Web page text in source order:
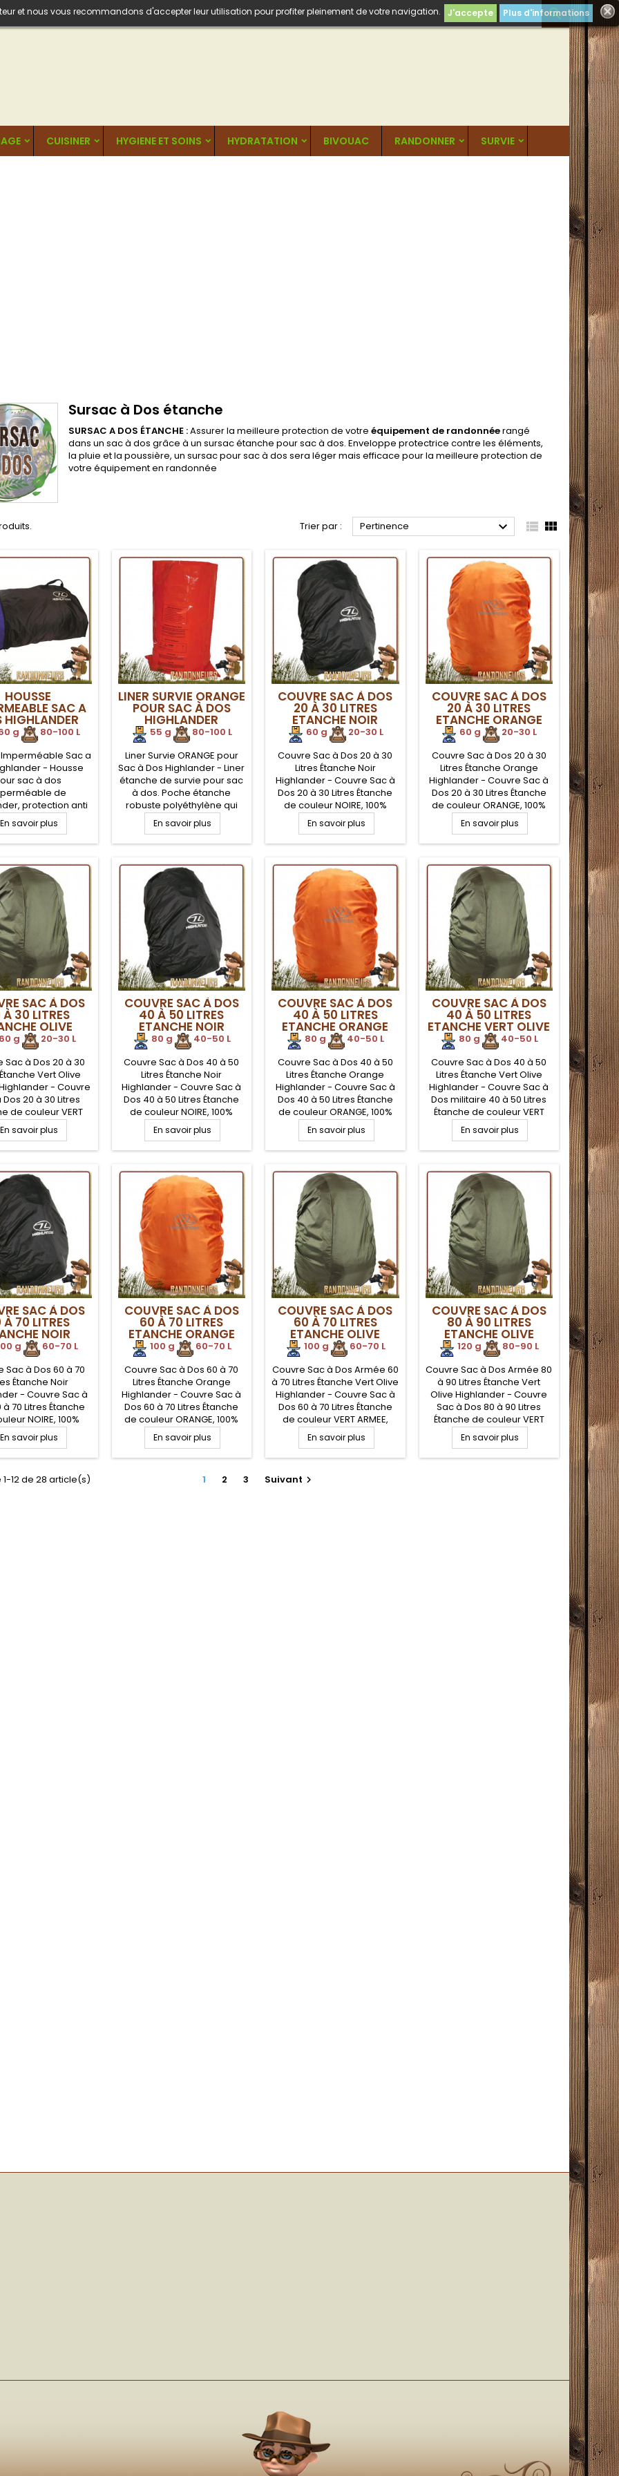

et nous vous recommandons d'accepter leur utilisation pour profiter pleinement de votre navigation. J'accepte Plus d'informations
CUISINER HYGIENE ET SOINS HYDRATATION BIVOUAC RANDONNER SURVIE
Sursac à Dos étanche
SURSAC A DOS ÉTANCHE :Assurer la meilleure protection de votre équipement de randonnéerangé
dans un sac à dos grâce à un sursac étanche pour sac à dos. Enveloppe protectrice contre les éléments,
la pluie et la poussière, un sursac pour sac à dos sera léger mais efficace pour la meilleure protection de
votre équipement en randonnée
Trier par : Pertinence   
HOUSSE
SAC A
HIGHLANDER
g
80-100 L
Sac a
- Housse
sac à dos
de
protection anti
les sacs à dos de
de 40 à 100
et compacte,
avec poignée de
et zip de
fermeture.
En savoir plus
LINER SURVIE ORANGE
POUR SAC À DOS
HIGHLANDER
55 g
80-100 L
Liner Survie ORANGE pour
Sac à Dos Highlander - Liner
étanche de survie pour sac
à dos. Poche étanche
robuste polyéthylène qui
s'intègre dans un sac dos
afin de protéger votre
équipement des mauvaises
Couleur orange vive pour
signalisation de survie.
Marquage de notions de
survie dessus. Volume utile
de 100 Litres
En savoir plus
COUVRE SAC À DOS
20 À 30 LITRES
ETANCHE NOIR
HIGHLANDER
60 g
20-30 L
Couvre Sac à Dos 20 à 30
Litres Étanche Noir
Highlander - Couvre Sac à
Dos 20 à 30 Litres Étanche
de couleur NOIRE, 100%
Polyester avec enduction
Polyuréthane étanche,
léger et compact, avec sac
transport. Idéal pour la
protection de votre sac à
dos par mauvais temps, ou
crapahutage extrême.
En savoir plus
COUVRE SAC À DOS
20 À 30 LITRES
ETANCHE ORANGE
HIGHLANDER
60 g
20-30 L
Couvre Sac à Dos 20 à 30
Litres Étanche Orange
Highlander - Couvre Sac à
Dos 20 à 30 Litres Étanche
de couleur ORANGE, 100%
Polyester avec enduction
Polyuréthane étanche,
léger et compact, avec sac
transport. Idéal pour la
protection de votre sac à
dos par mauvais temps, ou
crapahutage extrême.
En savoir plus
SAC À DOS
30 LITRES
OLIVE
60 g
20-30 L
Sac à Dos 20 à 30
Vert Olive
- Couvre
Dos 20 à 30 Litres
de couleur VERT
100% Polyester avec
Polyuréthane
léger et compact,
Idéal pour la
de votre sac à
mauvais temps, ou
extrême.
En savoir plus
COUVRE SAC À DOS
40 À 50 LITRES
ETANCHE NOIR
HIGHLANDER
80 g
40-50 L
Couvre Sac à Dos 40 à 50
Litres Étanche Noir
Highlander - Couvre Sac à
Dos 40 à 50 Litres Étanche
de couleur NOIRE, 100%
Polyester avec enduction
Polyuréthane étanche,
léger et compact, avec sac
transport. Idéal pour la
protection de votre sac à
dos par mauvais temps, ou
crapahutage extrême.
En savoir plus
COUVRE SAC À DOS
40 À 50 LITRES
ETANCHE ORANGE
HIGHLANDER
80 g
40-50 L
Couvre Sac à Dos 40 à 50
Litres Étanche Orange
Highlander - Couvre Sac à
Dos 40 à 50 Litres Étanche
de couleur ORANGE, 100%
Polyester avec enduction
Polyuréthane étanche,
léger et compact, avec sac
transport. Idéal pour la
protection de votre sac à
dos par mauvais temps, ou
crapahutage extrême.
En savoir plus
COUVRE SAC À DOS
40 À 50 LITRES
ETANCHE VERT OLIVE
HIGHLANDER
80 g
40-50 L
Couvre Sac à Dos 40 à 50
Litres Étanche Vert Olive
Highlander - Couvre Sac à
Dos militaire 40 à 50 Litres
Étanche de couleur VERT
OLIVE, 100% Polyester avec
enduction Polyuréthane
étanche, léger et compact,
et transport. Idéal pour la
protection de votre sac à
dos par mauvais temps, ou
crapahutage extrême.
En savoir plus
SAC À DOS
70 LITRES
NOIR
g
60-70 L
Sac à Dos 60 à 70
Étanche Noir
- Couvre Sac à
à 70 Litres Étanche
NOIRE, 100%
avec enduction
étanche,
compact, avec sac
Idéal pour la
En savoir plus
COUVRE SAC À DOS
60 À 70 LITRES
ETANCHE ORANGE
HIGHLANDER
100 g
60-70 L
Couvre Sac à Dos 60 à 70
Litres Étanche Orange
Highlander - Couvre Sac à
Dos 60 à 70 Litres Étanche
de couleur ORANGE, 100%
Polyester avec enduction
Polyuréthane étanche,
léger et compact, avec sac
transport. Idéal pour la
En savoir plus
COUVRE SAC À DOS
60 À 70 LITRES
ETANCHE OLIVE
HIGHLANDER
100 g
60-70 L
Couvre Sac à Dos Armée 60
à 70 Litres Étanche Vert Olive
Highlander - Couvre Sac à
Dos 60 à 70 Litres Étanche
de couleur VERT ARMEE,
100% Polyester avec
enduction Polyuréthane
étanche, léger et compact,
et transport. Idéal pour la
En savoir plus
COUVRE SAC À DOS
80 À 90 LITRES
ETANCHE OLIVE
HIGHLANDER
120 g
80-90 L
Couvre Sac à Dos Armée 80
à 90 Litres Étanche Vert
Olive Highlander - Couvre
Sac à Dos 80 à 90 Litres
Étanche de couleur VERT
ARMEE, 100% Polyester avec
enduction Polyuréthane
étanche, léger et compact,
En savoir plus
12 de 28 article(s) 1 2 3 Suivant 